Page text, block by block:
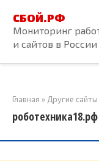
контенту
СБОЙ.РФ
Мониторинг
и сайтов в России
Главная » Другие сайты